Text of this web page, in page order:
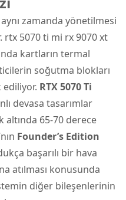
zamanda yönetilmesi
rtx 5070 ti mi rx 9070 xt
kartların termal
soğutma blokları
ediliyor. RTX 5070 Ti
devasa tasarımlar
65-70 derece
Founder’s Edition
başarılı bir hava
atılması konusunda
diğer bileşenlerinin